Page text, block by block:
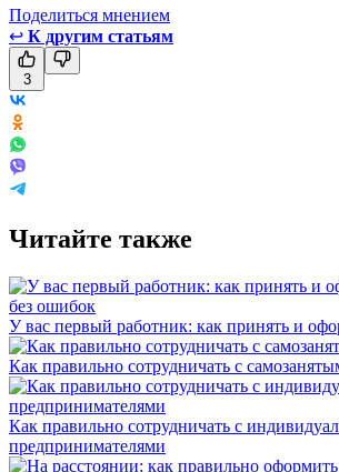
Поделиться мнением
↩ К другим статьям
3
Читайте также
У вас первый работник: как принять и
Как правильно сотрудничать с
Как правильно сотрудничать с
предпринимателями